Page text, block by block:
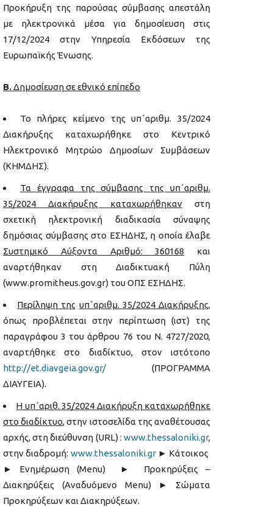
Προκήρυξη της παρούσας σύμβασης απεστάλη
με ηλεκτρονικά μέσα για δημοσίευση στις
17/12/2024 στην Υπηρεσία Εκδόσεων της
Ευρωπαϊκής Ένωσης.
Β.Δημοσίευση σε εθνικό επίπεδο
Το πλήρες κείμενο της υπ΄αριθμ. 35/2024
Διακήρυξης καταχωρήθηκε στο Κεντρικό
Ηλεκτρονικό Μητρώο Δημοσίων Συμβάσεων
(ΚΗΜΔΗΣ).
Τα έγγραφα της σύμβασης τηςυπ΄αριθμ.
35/2024 Διακήρυξης καταχωρήθηκαν στη
σχετική ηλεκτρονική διαδικασία σύναψης
δημόσιας σύμβασης στο ΕΣΗΔΗΣ, η οποία έλαβε
Συστημικό Αύξοντα Αριθμό: 360168 και
αναρτήθηκαν στη Διαδικτυακή Πύλη
(www.promitheus.gov.gr) του ΟΠΣ ΕΣΗΔΗΣ.
Περίληψη της υπ΄αριθμ. 35/2024Διακήρυξης,
όπως προβλέπεται στην περίπτωση (ιστ) της
παραγράφου 3 του άρθρου 76 του Ν. 4727/2020,
αναρτήθηκε στο διαδίκτυο, στον ιστότοπο
http://et.diavgeia.gov.gr/ (ΠΡΟΓΡΑΜΜΑ
ΔΙΑΥΓΕΙΑ).
Η υπ΄αριθ. 35/2024 Διακήρυξη καταχωρήθηκε
στο διαδίκτυο, στην ιστοσελίδα της αναθέτουσας
αρχής, στη διεύθυνση (URL) : www.thessaloniki.gr,
στην διαδρομή: www.thessaloniki.gr► Κάτοικος
► Ενημέρωση (Menu) ► Προκηρύξεις –
Διακηρύξεις (Αναδυόμενο Menu) ► Σώματα
Προκηρύξεων και Διακηρύξεων.